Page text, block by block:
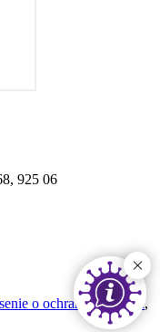
925 06
o ochrane súkromia,